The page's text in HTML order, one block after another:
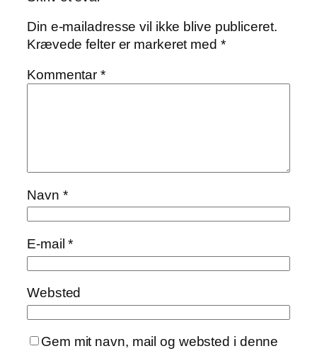
Din e-mailadresse vil ikke blive publiceret.
Krævede felter er markeret med *
Kommentar*
Navn *
E-mail*
Websted
Gem mit navn, mail og websted i denne